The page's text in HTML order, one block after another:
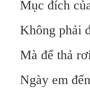
Mục đích
Không phải
Mà để thả
Ngày em